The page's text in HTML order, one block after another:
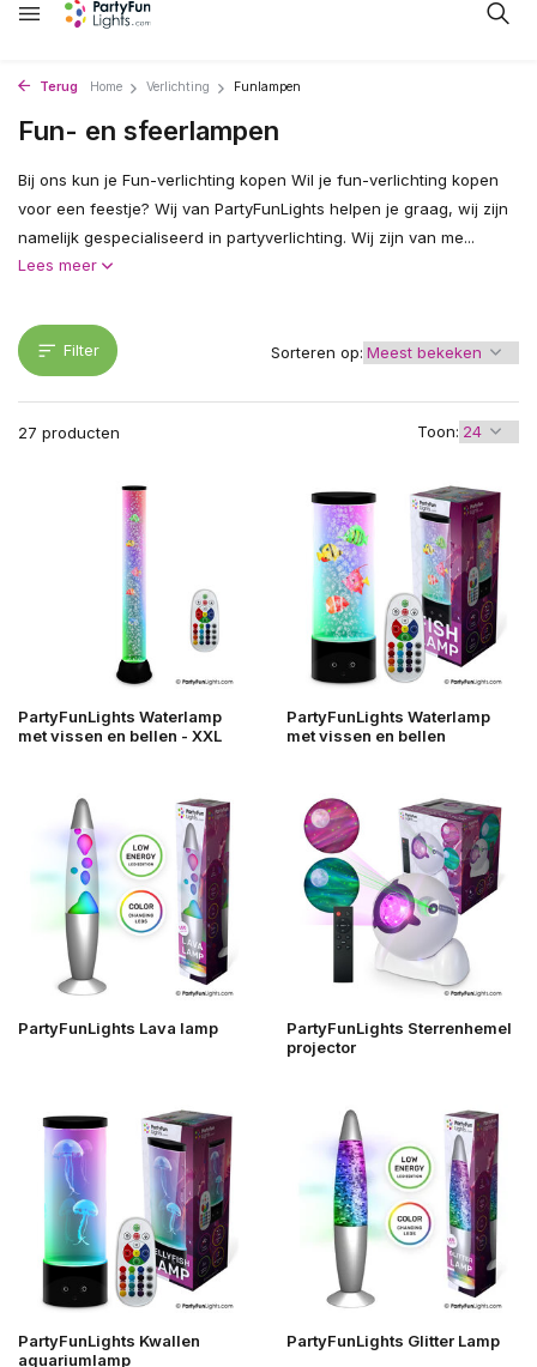
Terug Home Verlichting Funlampen
Fun- en sfeerlampen
Bij ons kun je Fun-verlichting kopen Wil je fun-verlichting kopen
voor een feestje? Wij van PartyFunLights helpen je graag, wij zijn
namelijk gespecialiseerd in partyverlichting. Wij zijn van me...
Lees meer
Filter
27 producten Toon:
Sorteren op:
PartyFunLights Waterlamp
met vissen en bellen - XXL
PartyFunLights Waterlamp
met vissen en bellen
PartyFunLights Lava lamp
PartyFunLights Sterrenhemel
projector
PartyFunLights Kwallen
aquariumlamp
PartyFunLights Glitter Lamp